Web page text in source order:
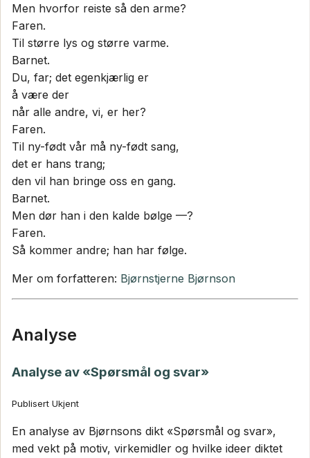
Men hvorfor reiste så den arme?
Faren.
Til større lys og større varme.
Barnet.
Du, far; det egenkjærlig er
å være der
når alle andre, vi, er her?
Faren.
Til ny-født vår må ny-født sang,
det er hans trang;
den vil han bringe oss en gang.
Barnet.
Men dør han i den kalde bølge —?
Faren.
Så kommer andre; han har følge.
Mer om forfatteren: Bjørnstjerne Bjørnson
Analyse
Analyse av «Spørsmål og svar»
Publisert Ukjent
En analyse av Bjørnsons dikt «Spørsmål og svar»,
med vekt på motiv, virkemidler og hvilke ideer diktet